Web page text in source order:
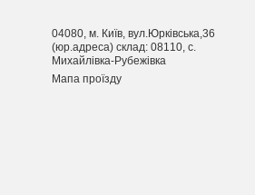
04080, м. Київ, вул.Юрківська,36
(юр.адреса) склад: 08110, с.
Михайлівка-Рубежівка
Мапа проїзду